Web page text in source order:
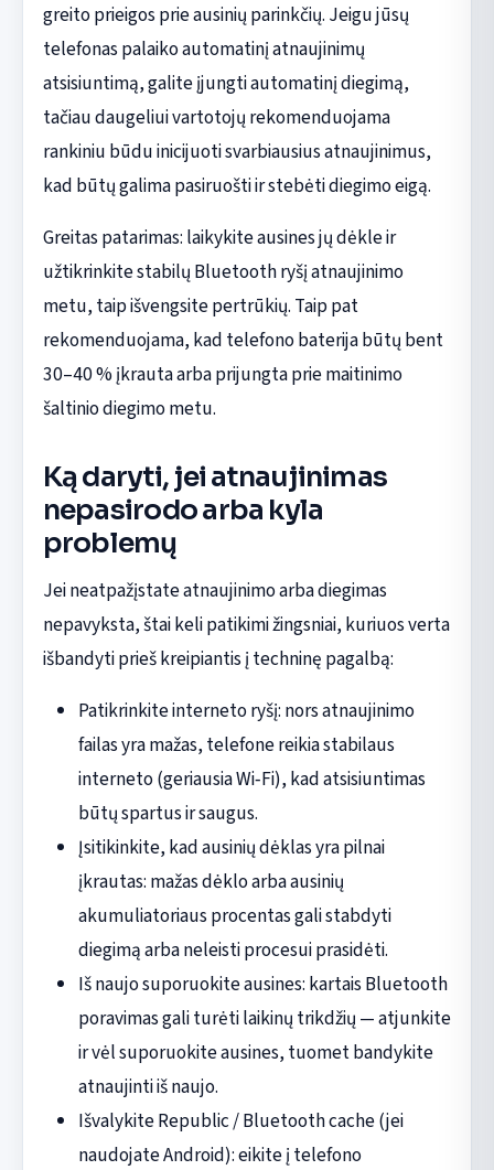
greito prieigos prie ausinių parinkčių. Jeigu jūsų
telefonas palaiko automatinį atnaujinimų
atsisiuntimą, galite įjungti automatinį diegimą,
tačiau daugeliui vartotojų rekomenduojama
rankiniu būdu inicijuoti svarbiausius atnaujinimus,
kad būtų galima pasiruošti ir stebėti diegimo eigą.
Greitas patarimas: laikykite ausines jų dėkle ir
užtikrinkite stabilų Bluetooth ryšį atnaujinimo
metu, taip išvengsite pertrūkių. Taip pat
rekomenduojama, kad telefono baterija būtų bent
30–40 % įkrauta arba prijungta prie maitinimo
šaltinio diegimo metu.
Ką daryti, jei atnaujinimas
nepasirodo arba kyla
problemų
Jei neatpažįstate atnaujinimo arba diegimas
nepavyksta, štai keli patikimi žingsniai, kuriuos verta
išbandyti prieš kreipiantis į techninę pagalbą:
Patikrinkite interneto ryšį: nors atnaujinimo
failas yra mažas, telefone reikia stabilaus
interneto (geriausia Wi‑Fi), kad atsisiuntimas
būtų spartus ir saugus.
Įsitikinkite, kad ausinių dėklas yra pilnai
įkrautas: mažas dėklo arba ausinių
akumuliatoriaus procentas gali stabdyti
diegimą arba neleisti procesui prasidėti.
Iš naujo suporuokite ausines: kartais Bluetooth
poravimas gali turėti laikinų trikdžių — atjunkite
ir vėl suporuokite ausines, tuomet bandykite
atnaujinti iš naujo.
Išvalykite Republic / Bluetooth cache (jei
naudojate Android): eikite į telefono